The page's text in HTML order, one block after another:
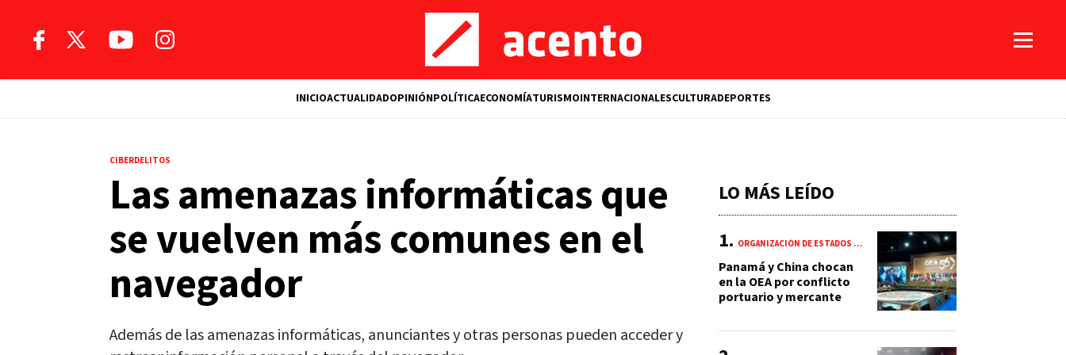
INICIOACTUALIDADOPINIÓNPOLÍTICAECONOMÍATURISMOINTERNACIONALESCULTURADEPORTES
CIBERDELITOS
Las amenazas informáticas que
se vuelven más comunes en el
navegador
Además de las amenazas informáticas, anunciantes y otras personas pueden acceder y
LO MÁS LEÍDO
ORGANIZACIÓN DE ESTADOS AMERICANOS (OEA)
Panamá y China chocan
en la OEA por conflicto
portuario y mercante